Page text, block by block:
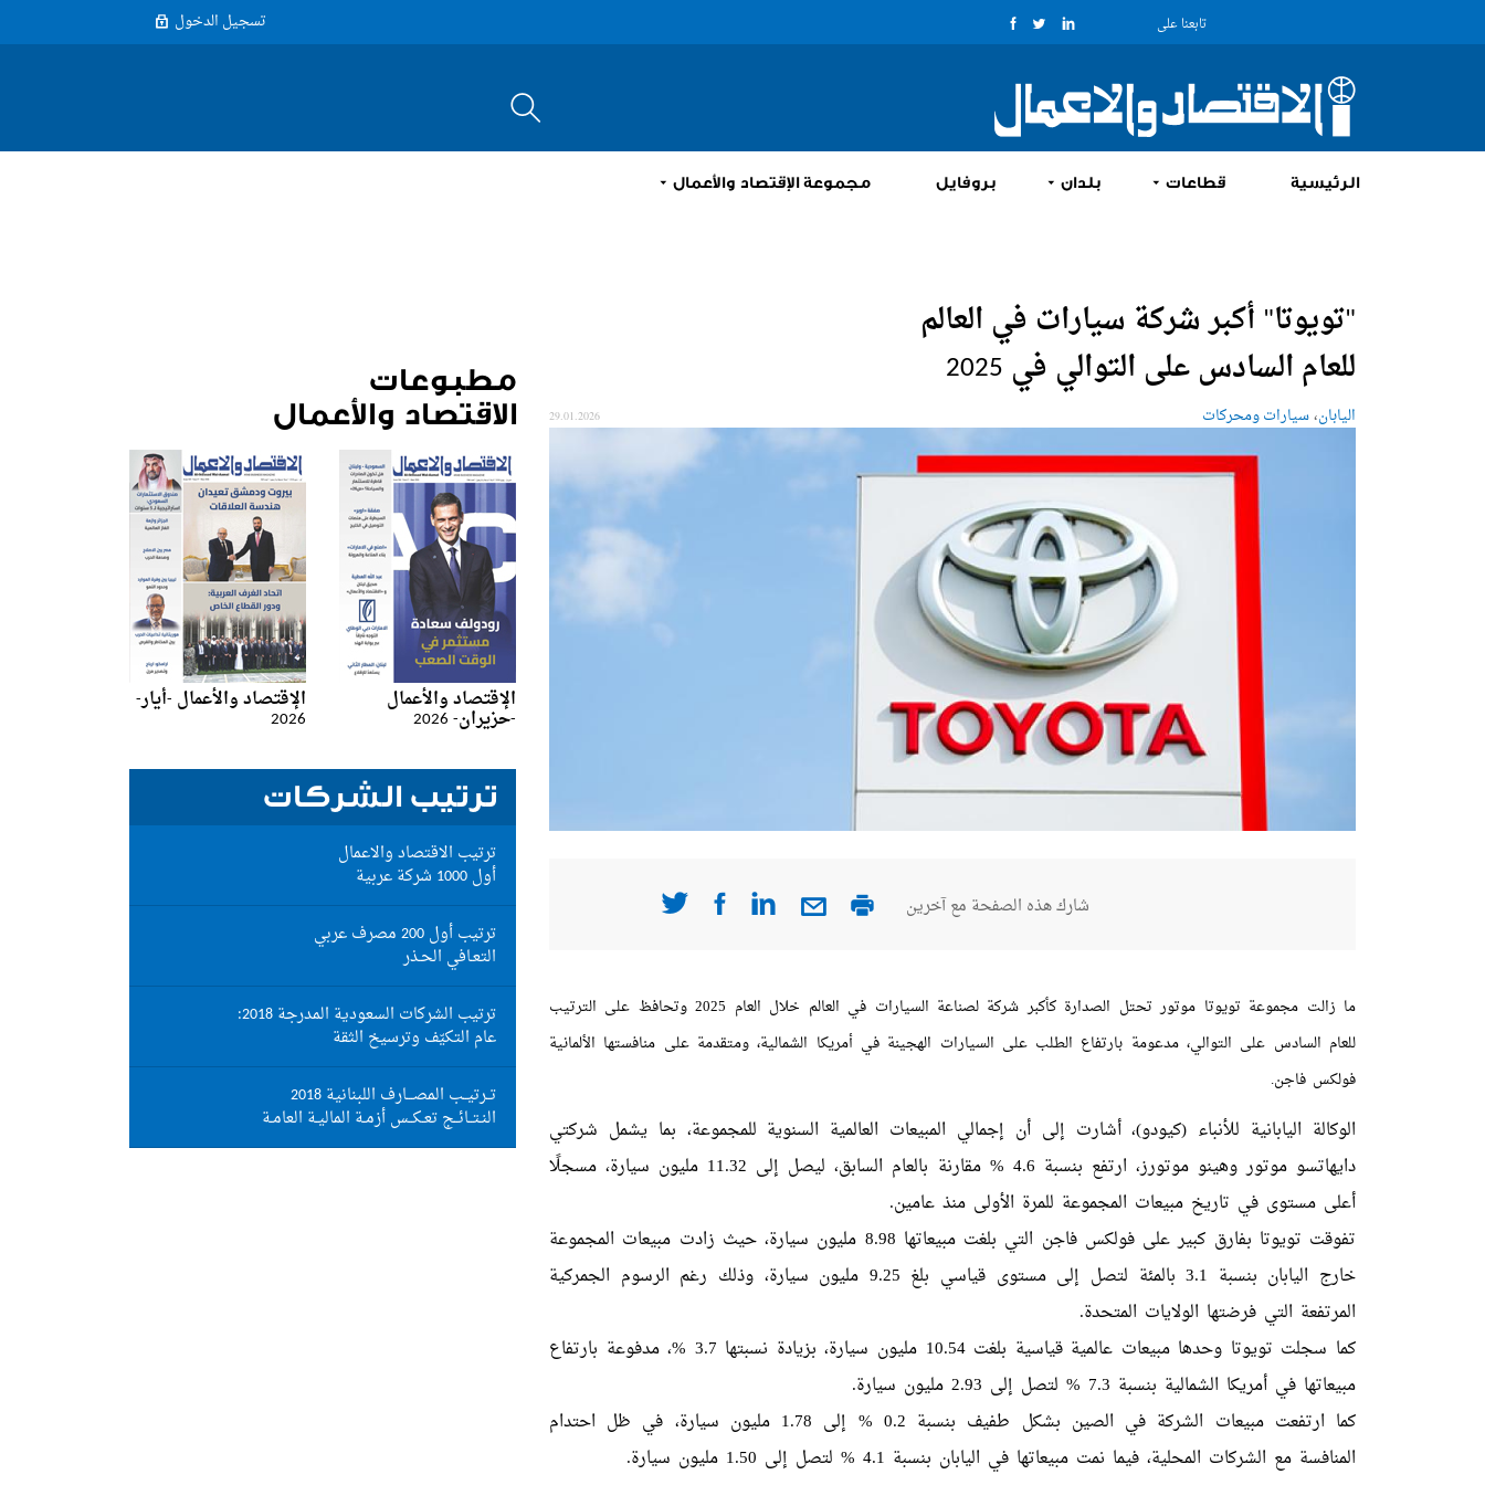
تابعنا على تسجيل الدخول
الرئيسية قطاعات بلدان بروفايل مجموعة الإقتصاد والأعمال
"تويوتا" أكبر شركة سيارات في العالم
للعام السادس على التوالي في 2025
اليابان،سيارات ومحركات 29.01.2026
شارك هذه الصفحة مع آخرين
ما زالت مجموعة تويوتا موتور تحتل الصدارة كأكبر شركة لصناعة السيارات في العالم خلال العام 2025 وتحافظ على الترتيب
للعام السادس على التوالي، مدعومة بارتفاع الطلب على السيارات الهجينة في أمريكا الشمالية، ومتقدمة على منافستها الألمانية
فولكس فاجن.
الوكالة اليابانية للأنباء (كيودو)، أشارت إلى أن إجمالي المبيعات العالمية السنوية للمجموعة، بما يشمل شركتي
دايهاتسو موتور وهينو موتورز، ارتفع بنسبة 4.6 % مقارنة بالعام السابق، ليصل إلى 11.32 مليون سيارة، مسجلًا
أعلى مستوى في تاريخ مبيعات المجموعة للمرة الأولى منذ عامين.
تفوقت تويوتا بفارق كبير على فولكس فاجن التي بلغت مبيعاتها 8.98 مليون سيارة، حيث زادت مبيعات المجموعة
خارج اليابان بنسبة 3.1 بالمئة لتصل إلى مستوى قياسي بلغ 9.25 مليون سيارة، وذلك رغم الرسوم الجمركية
المرتفعة التي فرضتها الولايات المتحدة.
كما سجلت تويوتا وحدها مبيعات عالمية قياسية بلغت 10.54 مليون سيارة، بزيادة نسبتها 3.7 %، مدفوعة بارتفاع
مبيعاتها في أمريكا الشمالية بنسبة 7.3 % لتصل إلى 2.93 مليون سيارة.
كما ارتفعت مبيعات الشركة في الصين بشكل طفيف بنسبة 0.2 % إلى 1.78 مليون سيارة، في ظل احتدام
المنافسة مع الشركات المحلية، فيما نمت مبيعاتها في اليابان بنسبة 4.1 % لتصل إلى 1.50 مليون سيارة.
مطبوعات
الاقتصاد والأعمال
الإقتصاد والأعمال
-حزيران- 2026
الإقتصاد والأعمال -أيار-
2026
ترتيب الشركات
ترتيب الاقتصاد والاعمال
أول 1000 شركة عربية
ترتيب أول 200 مصرف عربي
التعـافي الحـذر
ترتيب الشركات السعودية المدرجة 2018:
عام التكيّف وترسيخ الثقة
تــرتيــب المصـــارف اللبنانية 2018
النـتــائــج تعـكــس أزمـة الماليـة العامـة